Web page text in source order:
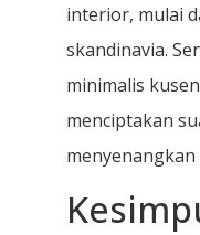
interior, mulai
skandinavia.
minimalis
menciptakan